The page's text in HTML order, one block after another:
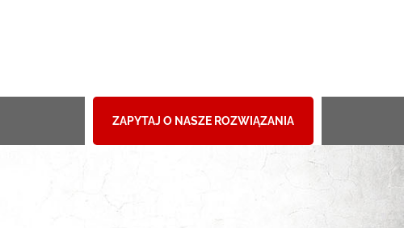
ZAPYTAJ O NASZE ROZWIĄZANIA